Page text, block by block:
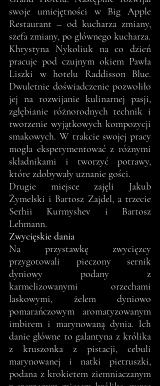
swoje umiejętności w Big Apple
Restaurant – od kucharza zmiany,
szefa zmiany, po głównego kucharza.
Khrystyna Nykoliuk na co dzień
pracuje pod czujnym okiem Pawła
Liszki w hotelu Raddisson Blue.
Dwuletnie doświadczenie pozwoliło
jej na rozwijanie kulinarnej pasji,
zgłębianie różnorodnych technik i
tworzenie wyjątkowych kompozycji
smakowych. W trakcie swojej pracy
mogła eksperymentować z różnymi
składnikami i tworzyć potrawy,
które zdobywały uznanie gości.
Drugie miejsce zajęli Jakub
Żymelski i Bartosz Zajdel, a trzecie
Serhii Kurmyshev i Bartosz
Lehmann.
Zwycięskie dania
Na przystawkę zwycięzcy
przygotowali pieczony sernik
dyniowy podany z
karmelizowanymi orzechami
laskowymi, żelem dyniowo
pomarańczowym aromatyzowanym
imbirem i marynowaną dynia. Ich
danie główne to galantyna z królika
z kruszonka z pistacji, cebuli
marynowanej i natki pietruszki,
podana z krokietem ziemniaczanym